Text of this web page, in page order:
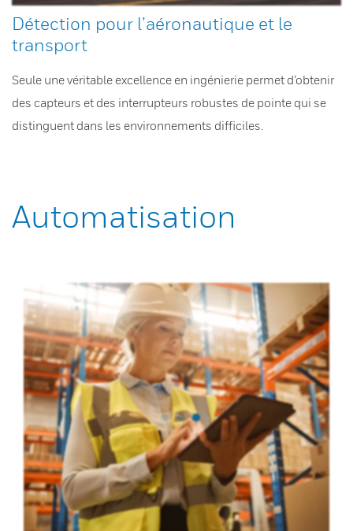
Détection pour l’aéronautique et le
transport
Seule une véritable excellence en ingénierie permet d’obtenir
des capteurs et des interrupteurs robustes de pointe qui se
distinguent dans les environnements difficiles.
Automatisation